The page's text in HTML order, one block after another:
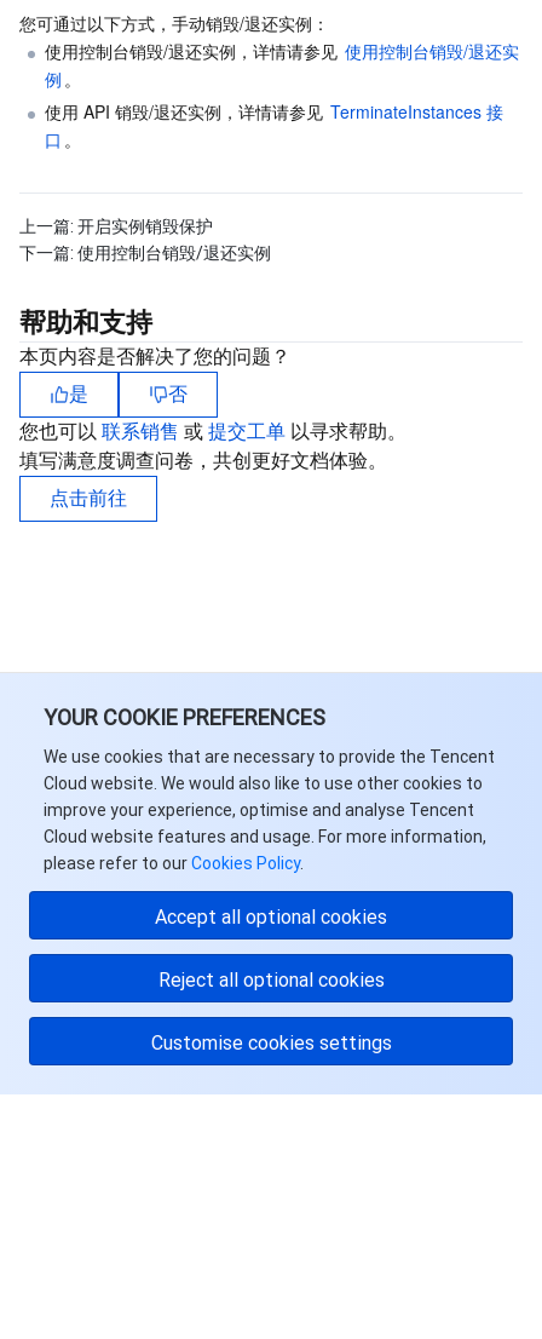
YOUR COOKIE PREFERENCES
We use cookies that are necessary to provide the Tencent
Cloud website. We would also like to use other cookies to
improve your experience, optimise and analyse Tencent
Cloud website features and usage. For more information,
please refer to ourCookies Policy.
Accept all optional cookies
Reject all optional cookies
Customise cookies settings
腾讯特效 SDK
腾讯健康组学平台
数智医疗影像平台
智能导诊
云资源管理
API
SDK
云资源自动化 for Terraform
访问管理
操作审计
配置审计
云顾问 - 混沌演练
地域管理系统
配额中心
开发者工具
云市场
腾讯云代码分析
腾讯云超级应用服务
Low Code
应用性能监控
前端性能监控
云拨测
Prometheus 监控服务
云顾问-Tencent RTC 云助手
云压测
云迁移
云 API
腾讯云命令行工具
软件产品公告专区
软件产品生命周期公告
专有云软件
腾讯专有云企业版 TCE
腾讯专有云PaaS平台 TCS
腾讯云数据库
TDSQL
大数据
消息中心
控制台相关
费用中心
您可通过以下方式，手动销毁/退还实例：
使用控制台销毁/退还实例，详情请参见 使用控制台销毁/退还实
例 。
使用 API 销毁/退还实例，详情请参见 TerminateInstances 接
口 。
上一篇: 开启实例销毁保护
下一篇: 使用控制台销毁/退还实例
帮助和支持
本页内容是否解决了您的问题？
是
否
您也可以 联系销售 或 提交工单 以寻求帮助。
填写满意度调查问卷，共创更好文档体验。
点击前往